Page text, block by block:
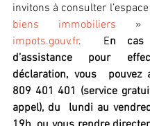
invitons à consulter
biens immobiliers
impots.gouv.fr.  En cas
d’assistance pour
déclaration, vous  pouvez
809 401 401 (service
appel), du  lundi au